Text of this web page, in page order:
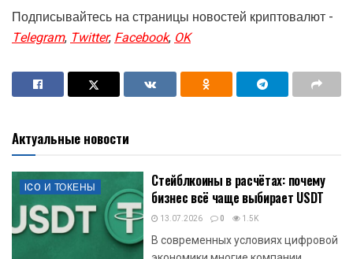
Подписывайтесь на страницы новостей криптовалют -
Telegram,Twitter,Facebook,OK
Актуальные новости
ICO И ТОКЕНЫ
Стейблкоины в расчётах: почему
бизнес всё чаще выбирает USDT
13.07.2026 0 1.5K
В современных условиях цифровой